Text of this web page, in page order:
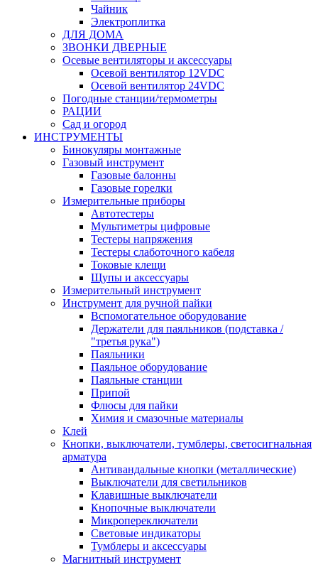
Чайник
Электроплитка
ДЛЯ ДОМА
ЗВОНКИ ДВЕРНЫЕ
Осевые вентиляторы и аксессуары
Осевой вентилятор 12VDC
Осевой вентилятор 24VDC
Погодные станции/термометры
РАЦИИ
Сад и огород
ИНСТРУМЕНТЫ
Бинокуляры монтажные
Газовый инструмент
Газовые балонны
Газовые горелки
Измерительные приборы
Автотестеры
Мультиметры цифровые
Тестеры напряжения
Тестеры слаботочного кабеля
Токовые клещи
Щупы и аксессуары
Измерительный инструмент
Инструмент для ручной пайки
Вспомогательное оборудование
Держатели для паяльников (подставка /
"третья рука")
Паяльники
Паяльное оборудование
Паяльные станции
Припой
Флюсы для пайки
Химия и смазочные материалы
Клей
Кнопки, выключатели, тумблеры, светосигнальная
арматура
Антивандальные кнопки (металлические)
Выключатели для светильников
Клавишные выключатели
Кнопочные выключатели
Микропереключатели
Световые индикаторы
Тумблеры и аксессуары
Магнитный инструмент